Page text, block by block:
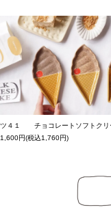
ツ４１ チョコレートソフトクリ
1,600円(税込1,760円)